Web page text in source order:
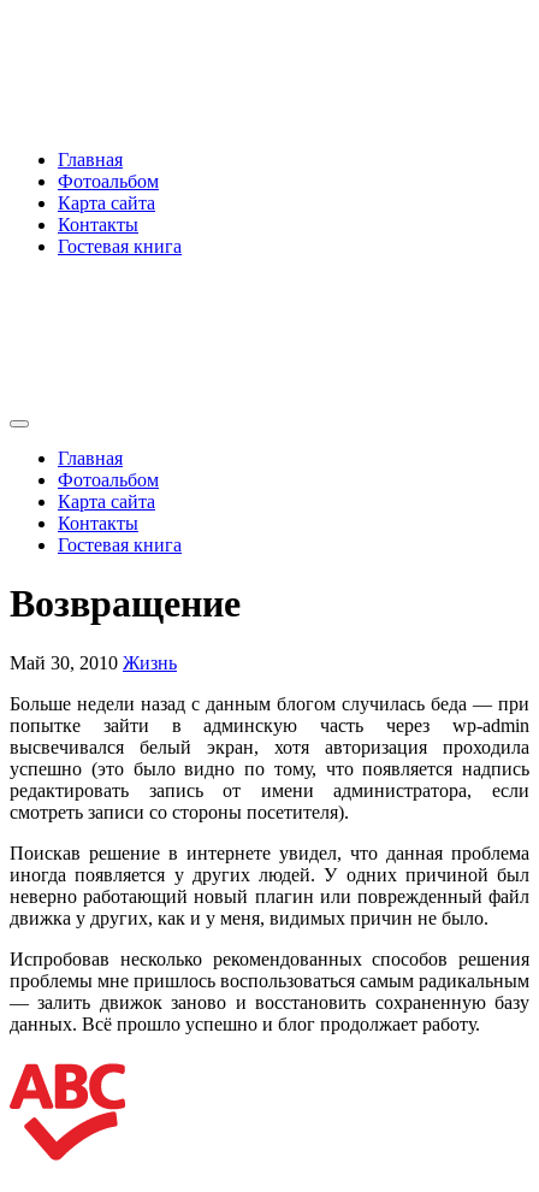
Главная
Фотоальбом
Карта сайта
Контакты
Гостевая книга
Главная
Фотоальбом
Карта сайта
Контакты
Гостевая книга
Возвращение
Май 30, 2010 Жизнь
Больше недели назад с данным блогом случилась беда — при
попытке зайти в админскую часть через wp-admin
высвечивался белый экран, хотя авторизация проходила
успешно (это было видно по тому, что появляется надпись
редактировать запись от имени администратора, если
смотреть записи со стороны посетителя).
Поискав решение в интернете увидел, что данная проблема
иногда появляется у других людей. У одних причиной был
неверно работающий новый плагин или поврежденный файл
движка у других, как и у меня, видимых причин не было.
Испробовав несколько рекомендованных способов решения
проблемы мне пришлось воспользоваться самым радикальным
— залить движок заново и восстановить сохраненную базу
данных. Всё прошло успешно и блог продолжает работу.